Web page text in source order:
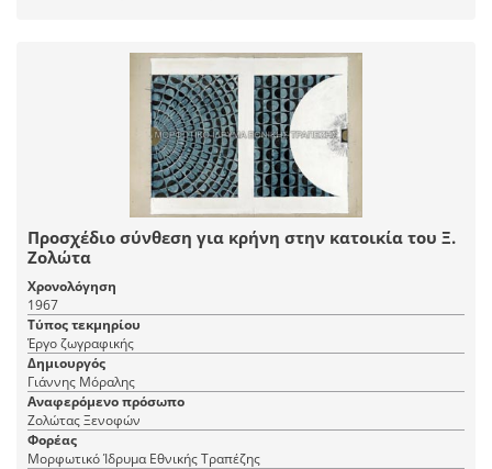
Προσχέδιο σύνθεση για κρήνη στην κατοικία του Ξ.
Ζολώτα
Χρονολόγηση
1967
Τύπος τεκμηρίου
Έργο ζωγραφικής
Δημιουργός
Γιάννης Μόραλης
Αναφερόμενο πρόσωπο
Ζολώτας Ξενοφών
Φορέας
Μορφωτικό Ίδρυμα Εθνικής Τραπέζης